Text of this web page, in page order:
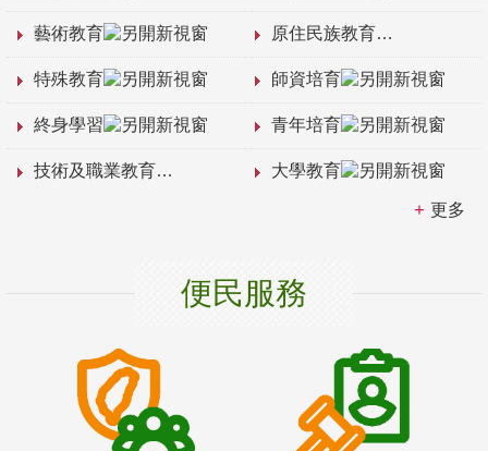
藝術教育 原住民族教育
特殊教育 師資培育
終身學習 青年培育
技術及職業教育 大學教育
更多
便民服務